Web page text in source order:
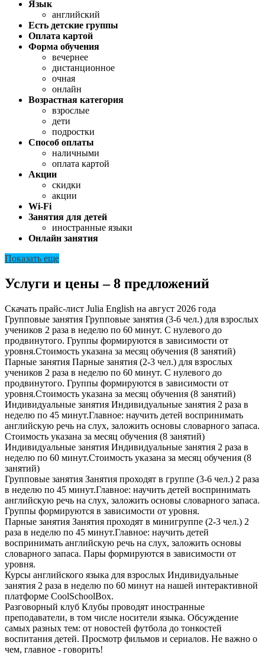
Язык
английский
Есть детские группы
Оплата картой
Форма обучения
вечернее
дистанционное
очная
онлайн
Возрастная категория
взрослые
дети
подростки
Способ оплаты
наличными
оплата картой
Акции
скидки
акции
Wi-Fi
Занятия для детей
иностранные языки
Онлайн занятия
Показать еще
Услуги и цены – 8 предложений
Скачать прайс-лист Julia English на август 2026 года
Групповые занятия Групповые занятия (3-6 чел.) для взрослых
учеников 2 раза в неделю по 60 минут. С нулевого до
продвинутого. Группы формируются в зависимости от
уровня.Стоимость указана за месяц обучения (8 занятий)
Парные занятия Парные занятия (2-3 чел.) для взрослых
учеников 2 раза в неделю по 60 минут. С нулевого до
продвинутого. Группы формируются в зависимости от
уровня.Стоимость указана за месяц обучения (8 занятий)
Индивидуальные занятия Индивидуальные занятия 2 раза в
неделю по 45 минут.Главное: научить детей воспринимать
английскую речь на слух, заложить основы словарного запаса.
Стоимость указана за месяц обучения (8 занятий)
Индивидуальные занятия Индивидуальные занятия 2 раза в
неделю по 60 минут.Стоимость указана за месяц обучения (8
занятий)
Групповые занятия Занятия проходят в группе (3-6 чел.) 2 раза
в неделю по 45 минут.Главное: научить детей воспринимать
английскую речь на слух, заложить основы словарного запаса.
Группы формируются в зависимости от уровня.
Парные занятия Занятия проходят в минигруппе (2-3 чел.) 2
раза в неделю по 45 минут.Главное: научить детей
воспринимать английскую речь на слух, заложить основы
словарного запаса. Пары формируются в зависимости от
уровня.
Курсы английского языка для взрослых Индивидуальные
занятия 2 раза в неделю по 60 минут на нашей интерактивной
платформе CoolSchoolBox.
Разговорный клуб Клубы проводят иностранные
преподаватели, в том числе носители языка. Обсуждение
самых разных тем: от новостей футбола до тонкостей
воспитания детей. Просмотр фильмов и сериалов. Не важно о
чем, главное - говорить!